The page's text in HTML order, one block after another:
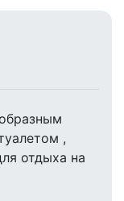
,
отдыха на